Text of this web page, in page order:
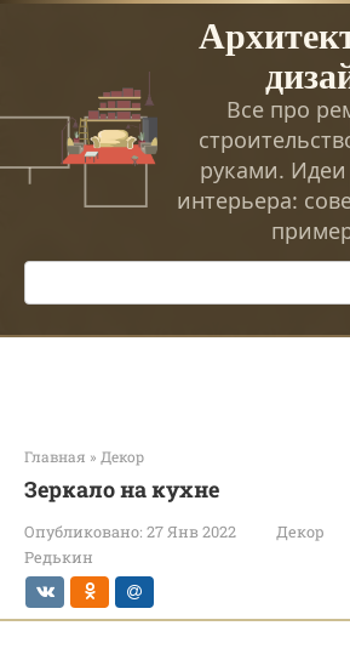
Перейти
Все про
руками.
интерьера:
Поиск:
Главная » Декор
Зеркало на кухне
Опубликовано: 27 Янв 2022 Декор
Редькин